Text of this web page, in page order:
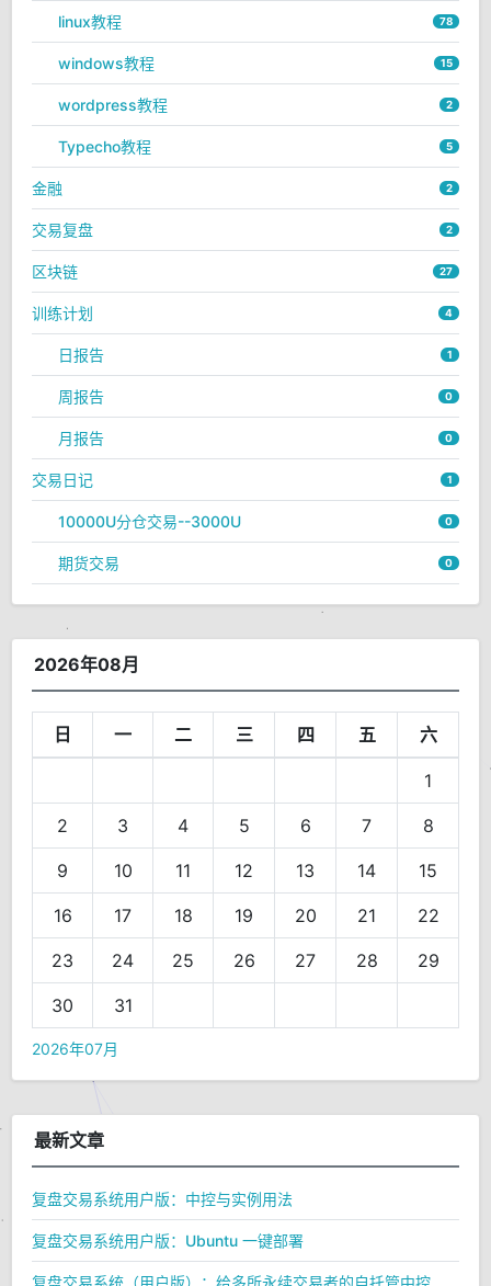
linux教程 78
windows教程 15
wordpress教程 2
Typecho教程 5
金融 2
交易复盘 2
区块链 27
训练计划 4
日报告 1
周报告 0
月报告 0
交易日记 1
10000U分仓交易--3000U 0
期货交易 0
2026年08月
日 一 二 三 四 五 六
1
2 3 4 5 6 7 8
9 10 11 12 13 14 15
16 17 18 19 20 21 22
23 24 25 26 27 28 29
30 31
2026年07月
最新文章
复盘交易系统用户版：中控与实例用法
复盘交易系统用户版：Ubuntu 一键部署
复盘交易系统（用户版）：给多所永续交易者的自托管中控